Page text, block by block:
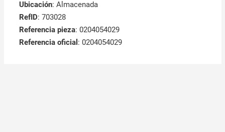
Ubicación: Almacenada
RefID: 703028
Referencia pieza: 0204054029
Referencia oficial : 0204054029